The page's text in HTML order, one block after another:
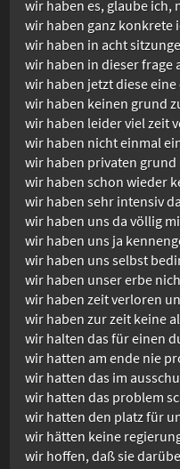
wir haben es, glaube ich,
wir haben ganz konkrete
wir haben in acht
wir haben in dieser frage
wir haben jetzt diese eine
wir haben keinen grund
wir haben leider viel zeit
wir haben nicht einmal
wir haben privaten
wir haben schon wieder
wir haben sehr intensiv
wir haben uns da völlig
wir haben uns ja
wir haben uns selbst
wir haben unser erbe
wir haben zeit verloren
wir haben zur zeit keine
wir halten das für einen
wir hatten am ende nie
wir hatten das im
wir hatten das problem
wir hatten den platz für
wir hätten keine
wir hoffen, daß sie